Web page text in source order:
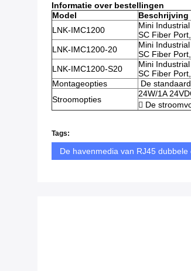
Informatie over bestellingen
Model
Beschrijving
LNK-IMC1200
Mini
SC Fiber
LNK-IMC1200-20
Mini
SC Fiber
LNK-IMC1200-S20
Mini
SC Fiber
Montageopties
De
Stroomopties
24W/1A
 De
Tags:
De havenmedia van RJ45 dubbele